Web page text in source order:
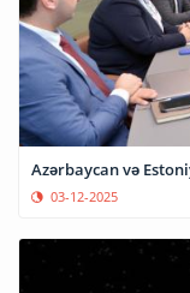
Azərbaycan və
03-12-2025